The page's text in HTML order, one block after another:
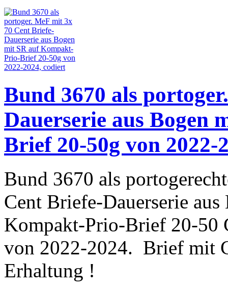
Bund 3670 als
Dauerserie aus Bogen
Brief 20-50g von 2022-
Bund 3670 als
Cent Briefe-Dauerserie
Kompakt-Prio-Brief 20-50
von 2022-2024. Brief mit
Erhaltung !